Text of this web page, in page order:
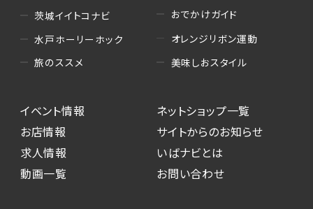
茨城イイトコナビ
水戸ホーリーホック
旅のススメ
おでかけガイド
オレンジリボン運動
美味しおスタイル
イベント情報
お店情報
求人情報
動画一覧
ネットショップ一覧
サイトからのお知らせ
いばナビとは
お問い合わせ